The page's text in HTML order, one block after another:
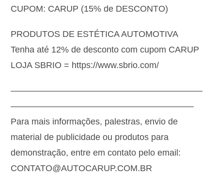
CUPOM: CARUP (15% de DESCONTO)
PRODUTOS DE ESTÉTICA AUTOMOTIVA
Tenha até 12% de desconto com cupom CARUP
LOJA SBRIO = https://www.sbrio.com/
——————————————————————
—————————————————————
Para mais informações, palestras, envio de
material de publicidade ou produtos para
demonstração, entre em contato pelo email:
CONTATO@AUTOCARUP.COM.BR